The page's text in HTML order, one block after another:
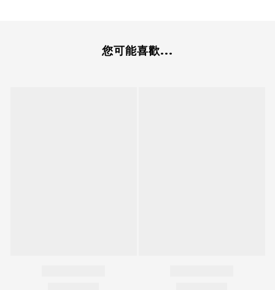
您可能喜歡...